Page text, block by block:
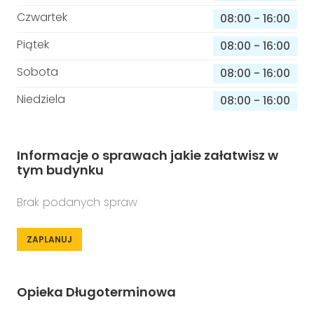
Czwartek
08:00 - 16:00
Piątek
08:00 - 16:00
Sobota
08:00 - 16:00
Niedziela
08:00 - 16:00
Informacje o sprawach jakie załatwisz w
tym budynku
Brak podanych spraw
ZAPLANUJ
Opieka Długoterminowa